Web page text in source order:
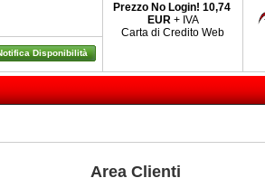
Prezzo No Login! 10,74
EUR + IVA
Carta di Credito Web
Disponibilità
Area Clienti